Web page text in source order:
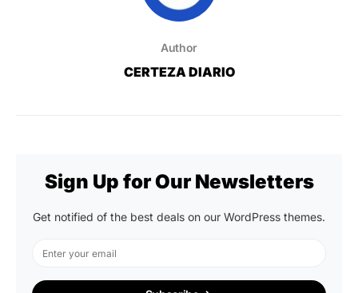
Author
CERTEZA DIARIO
Sign Up for Our Newsletters
Get notified of the best deals on our WordPress themes.